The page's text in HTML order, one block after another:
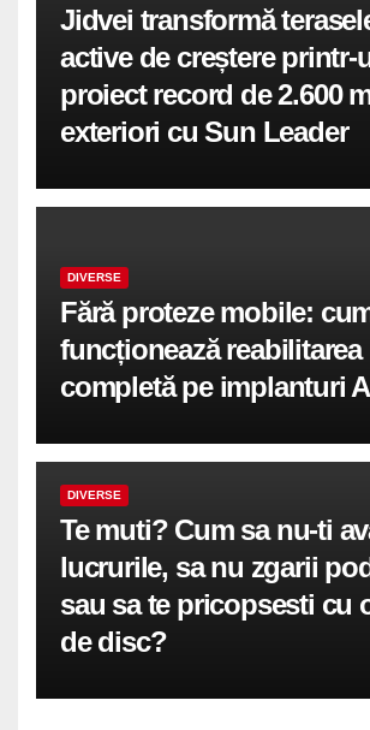
Jidvei transformă
active de creștere printr-
proiect record de 2.600
exteriori cu Sun Leader
DIVERSE
Fără proteze mobile:
funcționează reabilitarea
completă pe implanturi
DIVERSE
Te muti? Cum sa nu-ti
lucrurile, sa nu zgarii
sau sa te pricopsesti cu
de disc?